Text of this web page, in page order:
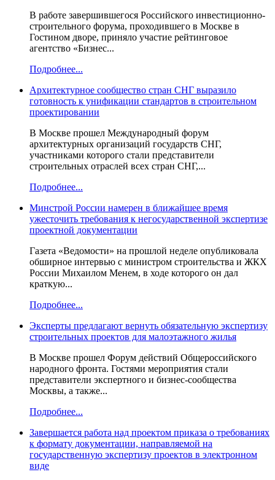
В работе завершившегося Российского инвестиционно-
строительного форума, проходившего в Москве в
Гостином дворе, приняло участие рейтинговое
агентство «Бизнес...
Подробнее...
Архитектурное сообщество стран СНГ выразило
готовность к унификации стандартов в строительном
проектировании
В Москве прошел Международный форум
архитектурных организаций государств СНГ,
участниками которого стали представители
строительных отраслей всех стран СНГ,...
Подробнее...
Минстрой России намерен в ближайшее время
ужесточить требования к негосударственной экспертизе
проектной документации
Газета «Ведомости» на прошлой неделе опубликовала
обширное интервью с министром строительства и ЖКХ
России Михаилом Менем, в ходе которого он дал
краткую...
Подробнее...
Эксперты предлагают вернуть обязательную экспертизу
строительных проектов для малоэтажного жилья
В Москве прошел Форум действий Общероссийского
народного фронта. Гостями мероприятия стали
представители экспертного и бизнес-сообщества
Москвы, а также...
Подробнее...
Завершается работа над проектом приказа о требованиях
к формату документации, направляемой на
государственную экспертизу проектов в электронном
виде